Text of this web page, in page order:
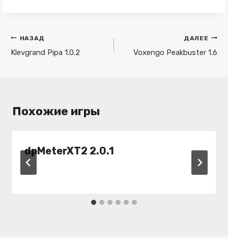
Навигация
по
НАЗАД
Klevgrand Pipa 1.0.2
ДАЛЕЕ
Voxengo Peakbuster 1.6
Похожие игры
dpMeterXT2 2.0.1